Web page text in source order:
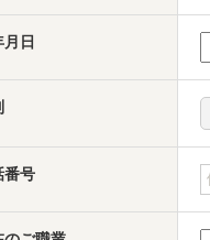
日
番号